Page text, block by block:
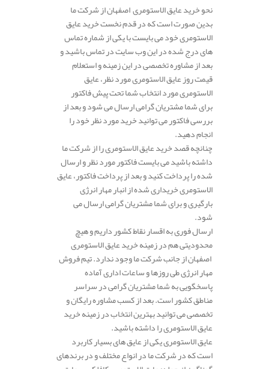
نحو خرید عایق الاستومری اصفهان از شرکت ما
بدین صورت است که در قدم نخست خرید عایق
الاستومری خود می بایست با یکی از شماره تماس
های درج شده در این وب سایت در تماس باشید و
بعد از مشاوره تخصصی در این زمینه و استعلام
قیمت روز عایق الاستومری مورد نظر، عایق
الاستومری مورد انتخاب شما تحت پیش فاکتور
برای شما مشتریان گرامی ارسال می شود و بعد از
بررسی فاکتور می توانید خرید مورد نظر خود را
انجام دهید.
چنانچه قصد خرید عایق الاستومری را از شرکت ما
داشته باشید می بایست فاکتور مورد نظر و ارسال
شده را پرداخت کنید و بعد از پرداخت فاکتور، عایق
الاستومری خریداری شده از انبار مهار انرژی
بارگیری و برای شما مشتریان گرامی ارسال می
شود.
ارسال فوری به اقسار نقاط کشور داریم و هیچ
محدودیتی هم در زمینه خرید عایق الاستومری
اصفهان از جانب شرکت ما وجود ندارد. تیم فروش
مهار انرژی طی روزها و ساعات اداری آماده
پاسخگویی به شما مشتریان گرامی در سراسر
مناطق کشور است. بعد از کسب مشاوره رایگان و
تخصصی می توانید بهترین انتخاب در زمینه خرید
عایق الاستومری را داشته باشید.
عایق الاستومری یکی از عایق های بسیار کاربرد
است که در شرکت ما در انواع مختلف و در برندهای